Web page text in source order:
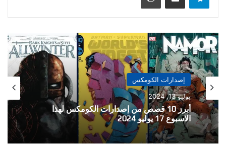
إصدارات الكومكس
يوليو 6, 2024
أبرز 10 قصص من إصدارات الكومكس لهذا
الاسبوع 10 يوليو 2024